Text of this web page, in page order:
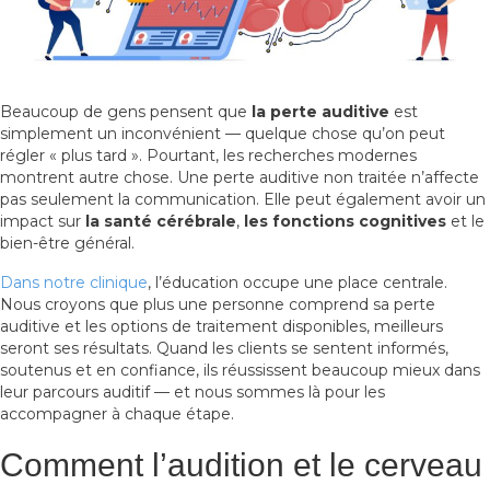
Beaucoup de gens pensent que la perte auditive est
simplement un inconvénient — quelque chose qu’on peut
régler « plus tard ». Pourtant, les recherches modernes
montrent autre chose. Une perte auditive non traitée n’affecte
pas seulement la communication. Elle peut également avoir un
impact sur la santé cérébrale, les fonctions cognitives et le
bien-être général.
Dans notre clinique, l’éducation occupe une place centrale.
Nous croyons que plus une personne comprend sa perte
auditive et les options de traitement disponibles, meilleurs
seront ses résultats. Quand les clients se sentent informés,
soutenus et en confiance, ils réussissent beaucoup mieux dans
leur parcours auditif — et nous sommes là pour les
accompagner à chaque étape.
Comment l’audition et le cerveau